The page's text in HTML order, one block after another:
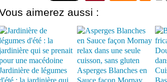
aimerez aussi :
de légumes
Asperges Blanches en